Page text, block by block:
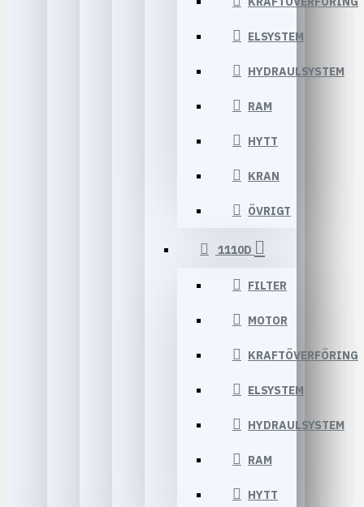
ELSYSTEM
HYDRAULSYSTEM
RAM
HYTT
KRAN
ÖVRIGT
1110D
FILTER
MOTOR
KRAFTÖVERFÖRING
ELSYSTEM
HYDRAULSYSTEM
RAM
HYTT